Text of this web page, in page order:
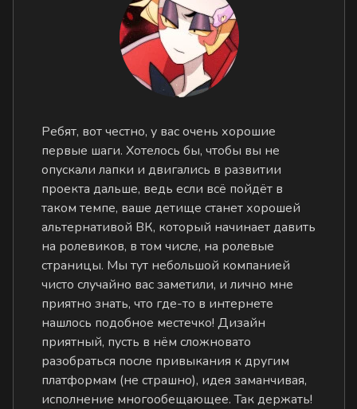
Ребят, вот честно, у вас очень хорошие
первые шаги. Хотелось бы, чтобы вы не
опускали лапки и двигались в развитии
проекта дальше, ведь если всё пойдёт в
таком темпе, ваше детище станет хорошей
альтернативой ВК, который начинает давить
на ролевиков, в том числе, на ролевые
страницы. Мы тут небольшой компанией
чисто случайно вас заметили, и лично мне
приятно знать, что где-то в интернете
нашлось подобное местечко! Дизайн
приятный, пусть в нём сложновато
разобраться после привыкания к другим
платформам (не страшно), идея заманчивая,
исполнение многообещающее. Так держать!